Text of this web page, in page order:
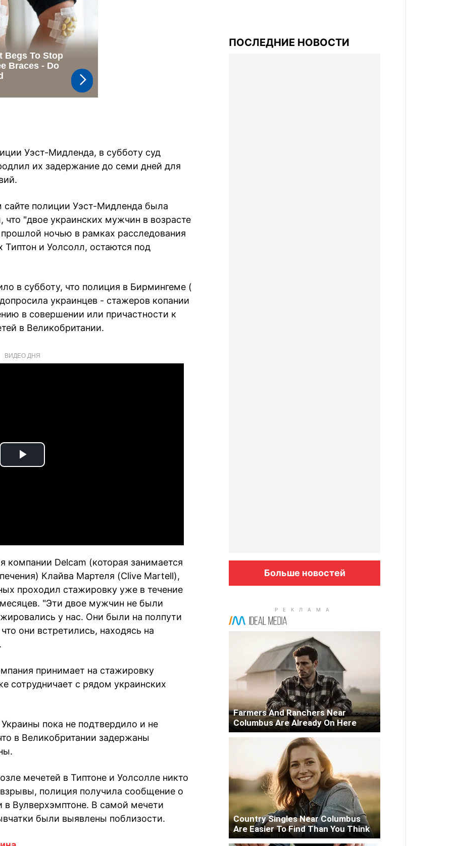
Уэст-Мидленда, в субботу суд
их задержание до семи дней для
сайте полиции Уэст-Мидленда была
"двое украинских мужчин в возрасте
ночью в рамках расследования
Типтон и Уолсолл, остаются под
в субботу, что полиция в Бирмингеме (
украинцев - стажеров копании
в совершении или причастности к
в Великобритании.
ВИДЕО ДНЯ
Play
компании Delcam (которая занимается
Клайва Мартеля (Clive Martell),
проходил стажировку уже в течение
"Эти двое мужчин не были
у нас. Они были на полпути
они встретились, находясь на
принимает на стажировку
сотрудничает с рядом украинских
пока не подтвердило и не
в Великобритании задержаны
мечетей в Типтоне и Уолсолле никто
полиция получила сообщение о
Вулверхэмптоне. В самой мечети
были выявлены поблизости.
ПОСЛЕДНИЕ НОВОСТИ
Больше новостей